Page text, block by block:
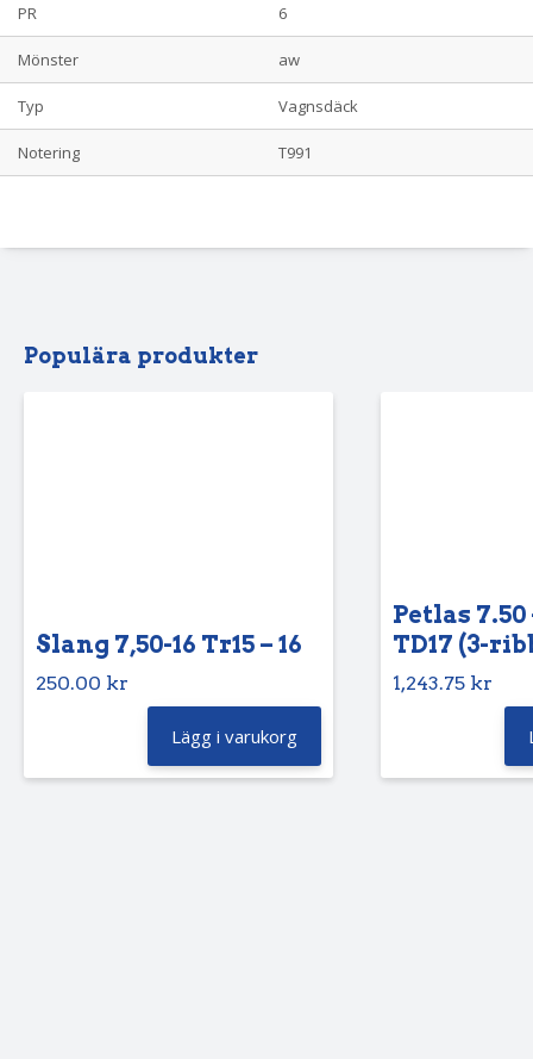
PR 6
Mönster aw
Typ Vagnsdäck
Notering T991
Populära produkter
Slang 7,50-16 Tr15 – 16
250.00 kr
Lägg i varukorg
Petlas 7.50
TD17 (3-
1,243.75 kr